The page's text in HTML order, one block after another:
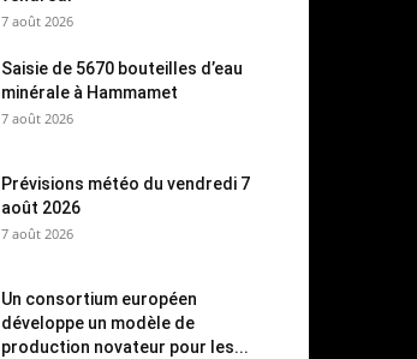
7 août 2026
Saisie de 5670 bouteilles d’eau
minérale à Hammamet
7 août 2026
Prévisions météo du vendredi 7
août 2026
7 août 2026
Un consortium européen
développe un modèle de
production novateur pour les...